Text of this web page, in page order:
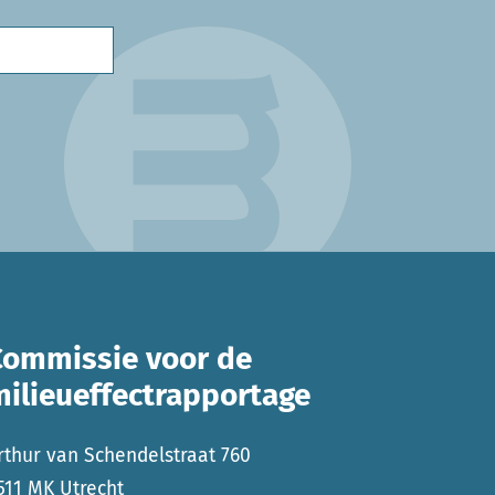
voor de
van Schendelstraat 760
MK Utrecht